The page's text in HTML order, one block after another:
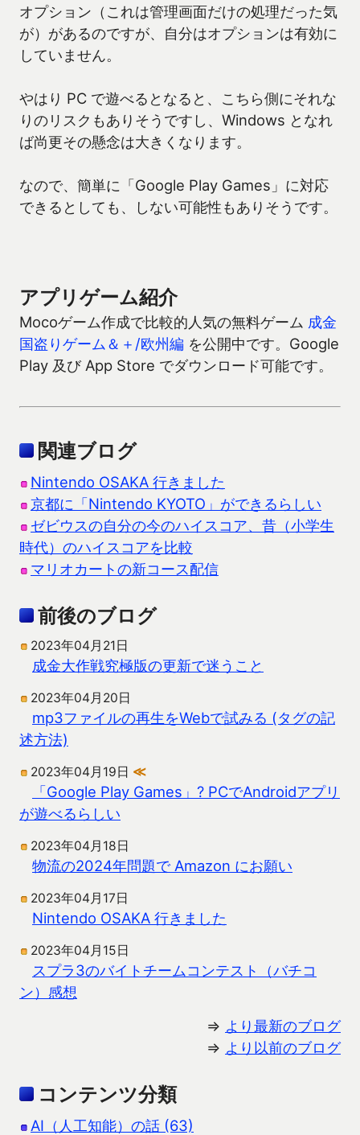
オプション（これは管理画面だけの処理だった気
が）があるのですが、自分はオプションは有効に
していません。
やはり PC で遊べるとなると、こちら側にそれな
りのリスクもありそうですし、Windows となれ
ば尚更その懸念は大きくなります。
なので、簡単に「Google Play Games」に対応
できるとしても、しない可能性もありそうです。
アプリゲーム紹介
Mocoゲーム作成で比較的人気の無料ゲーム 成金
国盗りゲーム＆＋/欧州編 を公開中です。Google
Play 及び App Store でダウンロード可能です。
関連ブログ
Nintendo OSAKA 行きました
京都に「Nintendo KYOTO」ができるらしい
ゼビウスの自分の今のハイスコア、昔（小学生
時代）のハイスコアを比較
マリオカートの新コース配信
前後のブログ
2023年04月21日
成金大作戦究極版の更新で迷うこと
2023年04月20日
mp3ファイルの再生をWebで試みる (タグの記
述方法)
2023年04月19日 ≪
「Google Play Games」? PCでAndroidアプリ
が遊べるらしい
2023年04月18日
物流の2024年問題で Amazon にお願い
2023年04月17日
Nintendo OSAKA 行きました
2023年04月15日
スプラ3のバイトチームコンテスト（バチコ
ン）感想
⇒ より最新のブログ
⇒ より以前のブログ
コンテンツ分類
AI（人工知能）の話 (63)